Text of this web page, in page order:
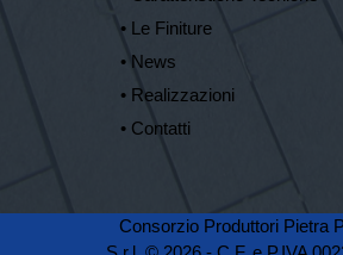
• Le Finiture
• News
• Realizzazioni
• Contatti
Consorzio Produttori Pietra